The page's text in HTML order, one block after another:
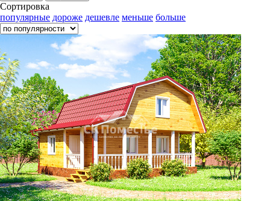
Сортировка
популярные дороже дешевле меньше больше